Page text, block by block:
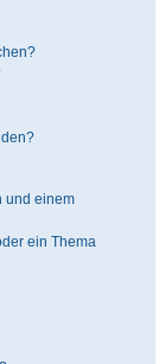
und einem
ein Thema